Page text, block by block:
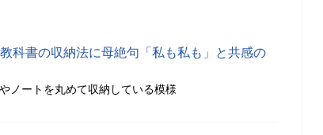
科書の収納法に母絶句「私も私も」と共感の
ノートを丸めて収納している模様